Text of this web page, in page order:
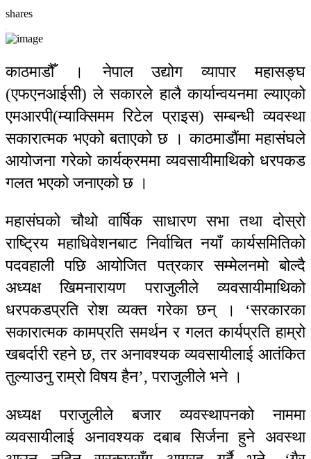
shares
काठमाडौँ । नेपाल उद्योग व्यापार महासङ्घ
(एफएनआईसी) ले सकारले हालै कार्यान्वयनमा ल्याएको
एमआरपी(म्याक्सिमम रिटेल प्राइस) सम्बन्धी व्यवस्था
सकारात्मक भएको बताएको छ । काठमाडौंमा महासंघले
आयोजना गरेको कार्यक्रममा व्यवसायीमाथिको धरपकड
गलत भएको जनाएको छ ।
महासंघको चौथो वार्षिक साधारण सभा तथा दोस्रो
राष्ट्रिय महाधिवेशनबाट निर्वाचित नयाँ कार्यसमितिको
पदवहाली पछि आयोजित पत्रकार सम्मेलनमो बोल्दै
अध्यक्ष खिमनारायण पराजुलीले व्यवसायीमाथिको
धरपकडप्रति रोश व्यक्त गरेका छन् । ‘सरकारका
सकारात्मक कामप्रति समर्थन र गलत कार्यप्रति हाम्रो
खबर्दारी रहने छ, तर अनावश्यक व्यवसायीलाई आतंकित
तुल्याउनु राम्रो विषय हैन’, पराजुलीले भने ।
अध्यक्ष पराजुलीले बजार व्यवस्थापनको नाममा
व्यवसायीलाई अनावश्यक दबाब सिर्जना हुने अवस्था